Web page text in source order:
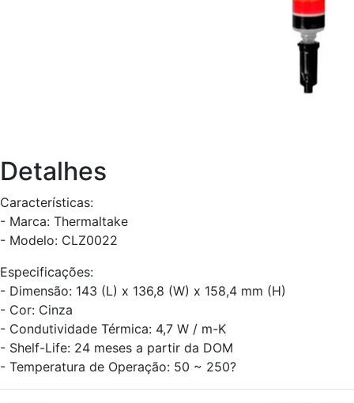
Detalhes
Características:
- Marca: Thermaltake
- Modelo: CLZ0022
Especificações:
- Dimensão: 143 (L) x 136,8 (W) x 158,4 mm (H)
- Cor: Cinza
- Condutividade Térmica: 4,7 W / m-K
- Shelf-Life: 24 meses a partir da DOM
- Temperatura de Operação: 50 ~ 250?